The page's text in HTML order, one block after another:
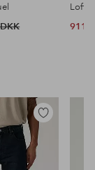
911
Tilføj
til
favoritter